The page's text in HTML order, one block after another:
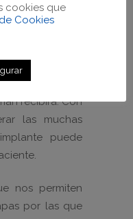
laUniversidad
material de
a las
recibirá. Con
las muchas
puede
nos permiten
por las que
cookies que
Cookies